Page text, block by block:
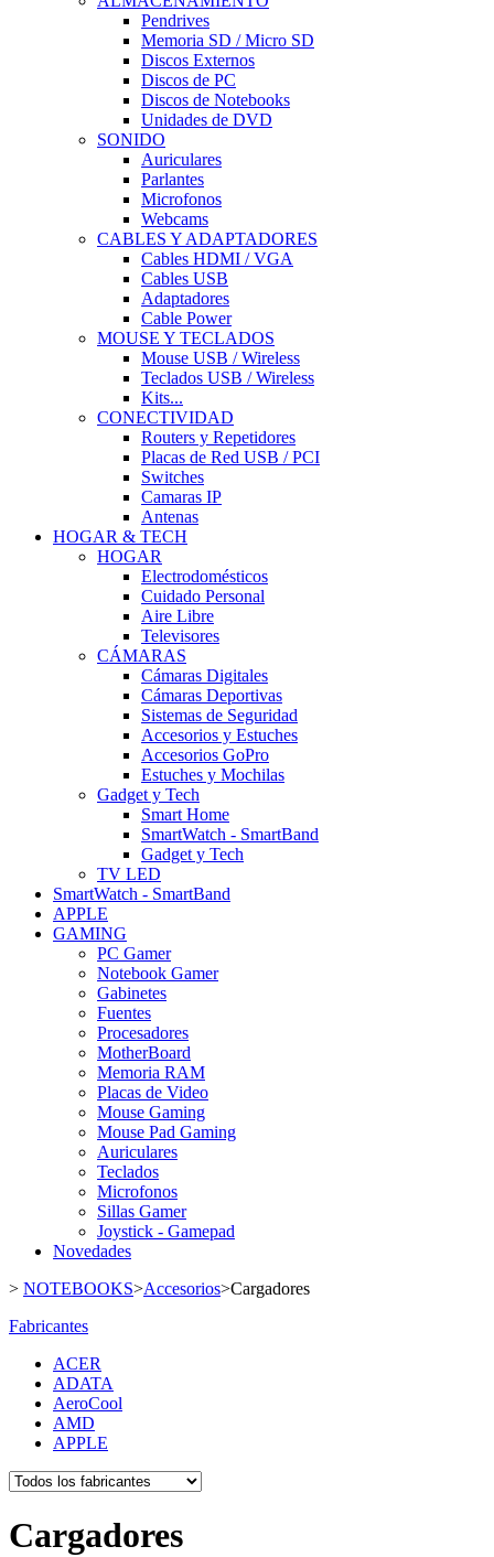
Pendrives
Memoria SD / Micro SD
Discos Externos
Discos de PC
Discos de Notebooks
Unidades de DVD
SONIDO
Auriculares
Parlantes
Microfonos
Webcams
CABLES Y ADAPTADORES
Cables HDMI / VGA
Cables USB
Adaptadores
Cable Power
MOUSE Y TECLADOS
Mouse USB / Wireless
Teclados USB / Wireless
Kits...
CONECTIVIDAD
Routers y Repetidores
Placas de Red USB / PCI
Switches
Camaras IP
Antenas
HOGAR & TECH
HOGAR
Electrodomésticos
Cuidado Personal
Aire Libre
Televisores
CÁMARAS
Cámaras Digitales
Cámaras Deportivas
Sistemas de Seguridad
Accesorios y Estuches
Accesorios GoPro
Estuches y Mochilas
Gadget y Tech
Smart Home
SmartWatch - SmartBand
Gadget y Tech
TV LED
SmartWatch - SmartBand
APPLE
GAMING
PC Gamer
Notebook Gamer
Gabinetes
Fuentes
Procesadores
MotherBoard
Memoria RAM
Placas de Video
Mouse Gaming
Mouse Pad Gaming
Auriculares
Teclados
Microfonos
Sillas Gamer
Joystick - Gamepad
Novedades
> NOTEBOOKS>Accesorios>Cargadores
Fabricantes
ACER
ADATA
AeroCool
AMD
APPLE
Cargadores